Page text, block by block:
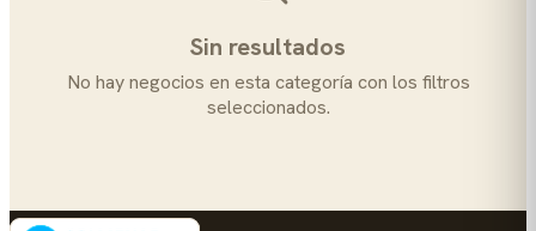
Sin resultados
No hay negocios en esta categoría con los filtros
seleccionados.